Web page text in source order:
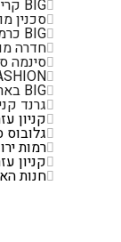
BIG
סכנין
BIG
חדרה
סינמה
BIG
גרנד
קניון
רמות
קניון
חנות